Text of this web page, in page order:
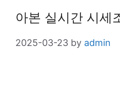
아본 실시간 시세
2025-03-23 by admin